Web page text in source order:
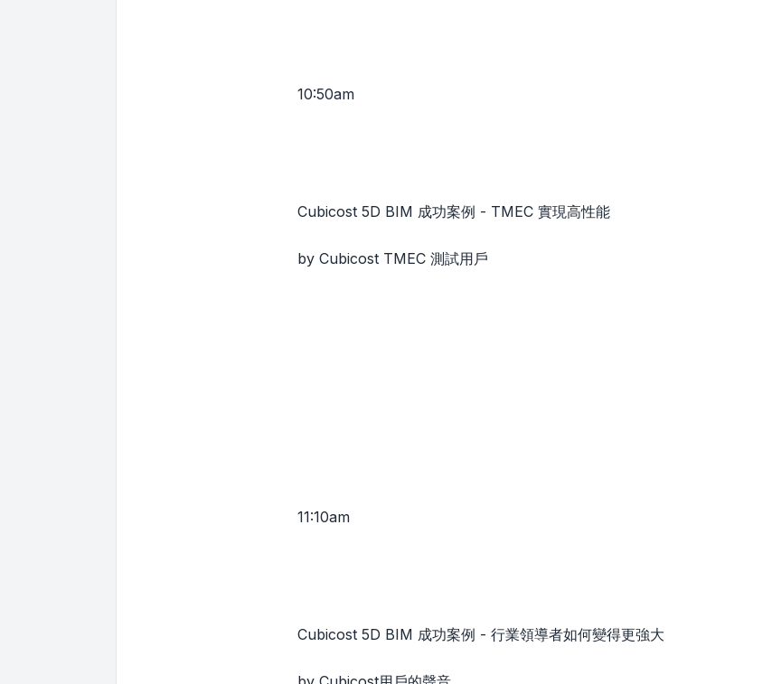
10:50am
Cubicost 5D BIM 成功案例 - TMEC 實現高性能
by Cubicost TMEC 測試用戶
11:10am
Cubicost 5D BIM 成功案例 - 行業領導者如何變得更強大